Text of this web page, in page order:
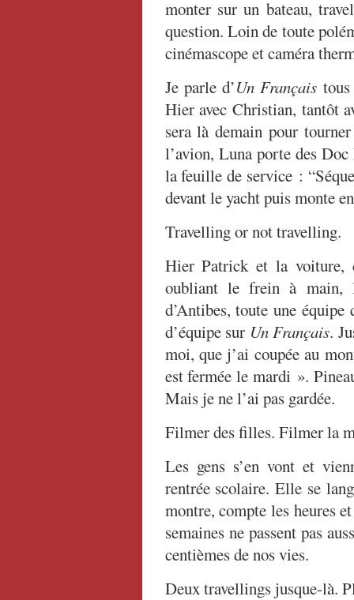
monter sur un bateau,
question. Loin de toute
cinémascope et caméra
Je parle d’Un Français
Hier avec Christian, tantôt
sera là demain pour
l’avion, Luna porte des Doc
la feuille de service :
devant le yacht puis monte
Travelling or not travelling.
Hier Patrick et la voiture,
oubliant le frein à main,
d’Antibes, toute une
d’équipe sur Un Français.
moi, que j’ai coupée au
est fermée le mardi ».
Mais je ne l’ai pas gardée.
Filmer des filles. Filmer la
Les gens s’en vont et
rentrée scolaire. Elle se
montre, compte les heures
semaines ne passent pas
centièmes de nos vies.
Deux travellings jusque-là.